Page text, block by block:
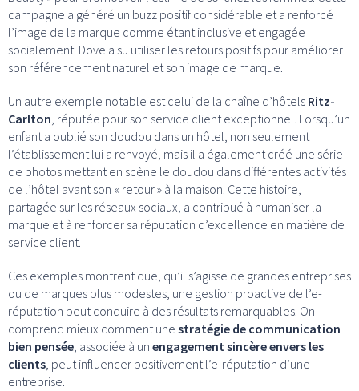
campagne a généré un buzz positif considérable et a renforcé
l’image de la marque comme étant inclusive et engagée
socialement. Dove a su utiliser les retours positifs pour améliorer
son référencement naturel et son image de marque.
Un autre exemple notable est celui de la chaîne d’hôtels Ritz-
Carlton, réputée pour son service client exceptionnel. Lorsqu’un
enfant a oublié son doudou dans un hôtel, non seulement
l’établissement lui a renvoyé, mais il a également créé une série
de photos mettant en scène le doudou dans différentes activités
de l’hôtel avant son « retour » à la maison. Cette histoire,
partagée sur les réseaux sociaux, a contribué à humaniser la
marque et à renforcer sa réputation d’excellence en matière de
service client.
Ces exemples montrent que, qu’il s’agisse de grandes entreprises
ou de marques plus modestes, une gestion proactive de l’e-
réputation peut conduire à des résultats remarquables. On
comprend mieux comment une stratégie de communication
bien pensée, associée à un engagement sincère envers les
clients, peut influencer positivement l’e-réputation d’une
entreprise.